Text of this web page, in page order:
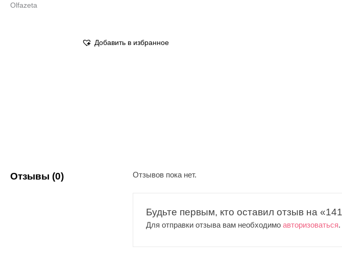
Добавить в избранное
Отзывы (0) Отзывов пока нет.
Будьте первым, кто оставил отзыв на
Для отправки отзыва вам необходимоавторизоваться.